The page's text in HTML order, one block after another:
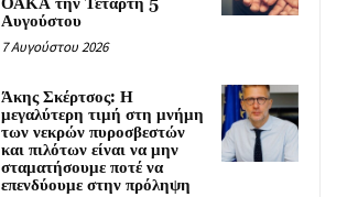
Αυγούστου
7 Αυγούστου 2026
Άκης Σκέρτσος: Η
μεγαλύτερη τιμή στη μνήμη
των νεκρών πυροσβεστών
και πιλότων είναι να μην
σταματήσουμε ποτέ να
επενδύουμε στην πρόληψη